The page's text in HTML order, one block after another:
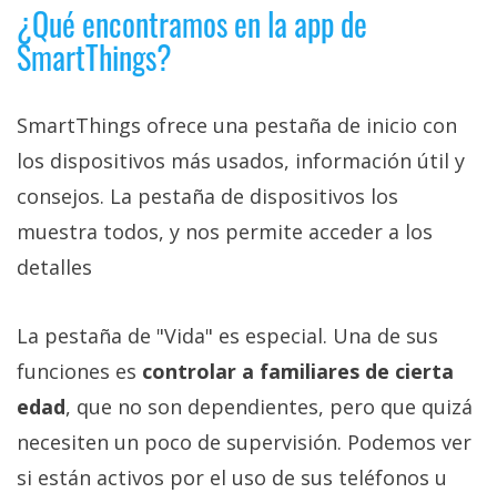
¿Qué encontramos en la app de
SmartThings?
SmartThings ofrece una pestaña de inicio con
los dispositivos más usados, información útil y
consejos. La pestaña de dispositivos los
muestra todos, y nos permite acceder a los
detalles
La pestaña de "Vida" es especial. Una de sus
funciones es controlar a familiares de cierta
edad, que no son dependientes, pero que quizá
necesiten un poco de supervisión. Podemos ver
si están activos por el uso de sus teléfonos u